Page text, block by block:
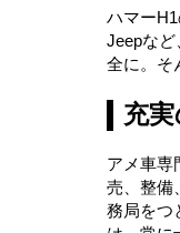
ハマー
Jeepな
全に。そ
充
アメ車専
売、整備
務局をつ